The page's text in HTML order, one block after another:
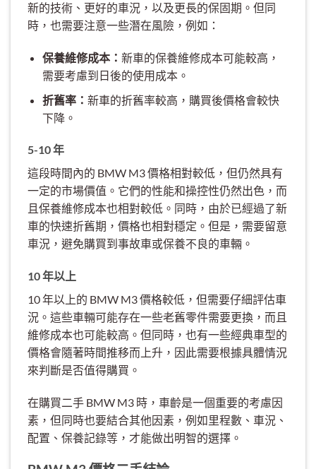
新的技術、更好的車況，以及更長的保固期。但同
時，也需要注意一些潛在風險，例如：
保養維修成本： 新車的保養維修成本可能較高，
需要考慮到日後的使用成本。
折舊率： 新車的折舊率較高，購買後價格會較快
下降。
5-10 年
這段時間內的 BMW M3 價格相對較低，但仍然具有
一定的市場價值。它們的性能和操控性仍然出色，而
且保養維修成本也相對較低。同時，由於已經過了新
車的快速折舊期，價格也相對穩定。但是，需要留意
車況，避免購買到事故車或保養不良的車輛。
10 年以上
10 年以上的 BMW M3 價格較低，但需要仔細評估車
況。這些車輛可能存在一些老舊零件需要更換，而且
維修成本也可能較高。但同時，也有一些經典車型的
價格會隨著時間推移而上升，因此需要根據具體情況
來判斷是否值得購買。
在購買二手 BMW M3 時，車齡是一個重要的考慮因
素，但同時也要結合其他因素，例如里程數、車況、
配置、保養記錄等，才能做出明智的選擇。